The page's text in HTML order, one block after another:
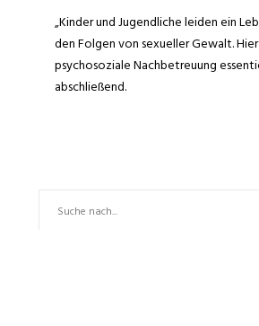
„Kinder und Jugendliche leiden ein
den Folgen von sexueller Gewalt.
psychosoziale Nachbetreuung
abschließend.